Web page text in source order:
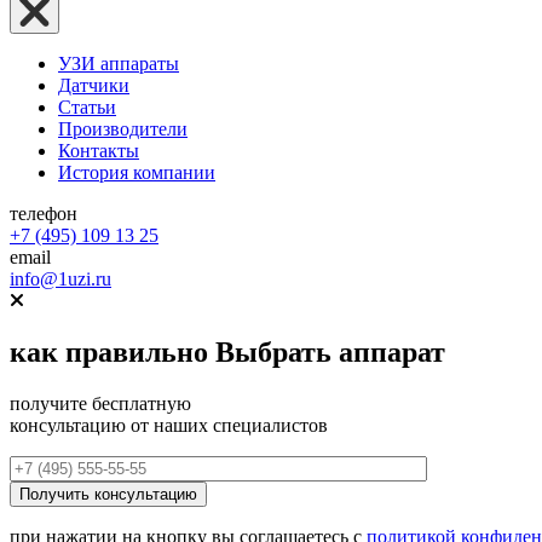
УЗИ аппараты
Датчики
Статьи
Производители
Контакты
История компании
телефон
+7 (495) 109 13 25
email
info@1uzi.ru
как правильно Выбрать аппарат
получите бесплатную
консультацию от наших специалистов
при нажатии на кнопку вы соглашаетесь с политикой